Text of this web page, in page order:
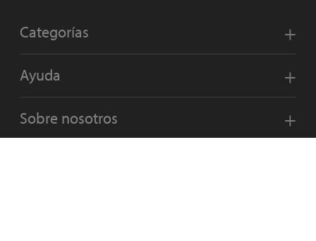
Categorías
Ayuda
Sobre nosotros